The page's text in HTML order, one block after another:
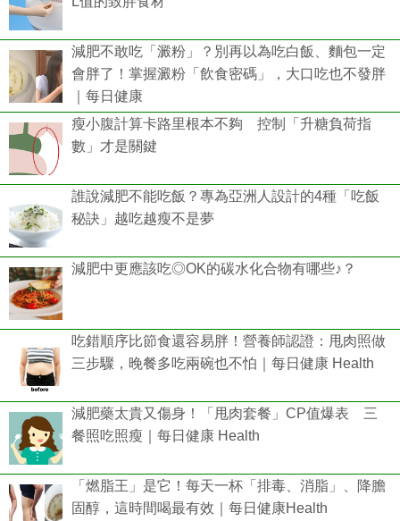
減肥不敢吃「澱粉」？別再以為吃白飯、麵包一定
會胖了！掌握澱粉「飲食密碼」，大口吃也不發胖
｜每日健康
瘦小腹計算卡路里根本不夠 控制「升糖負荷指
數」才是關鍵
誰說減肥不能吃飯？專為亞洲人設計的4種「吃飯
秘訣」越吃越瘦不是夢
減肥中更應該吃◎OK的碳水化合物有哪些♪？
吃錯順序比節食還容易胖！營養師認證：甩肉照做
三步驟，晚餐多吃兩碗也不怕｜每日健康 Health
減肥藥太貴又傷身！「甩肉套餐」CP值爆表 三
餐照吃照瘦｜每日健康 Health
「燃脂王」是它！每天一杯「排毒、消脂」、降膽
固醇，這時間喝最有效｜每日健康Health